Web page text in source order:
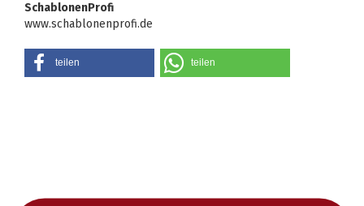
SchablonenProfi
www.schablonenprofi.de
teilen teilen